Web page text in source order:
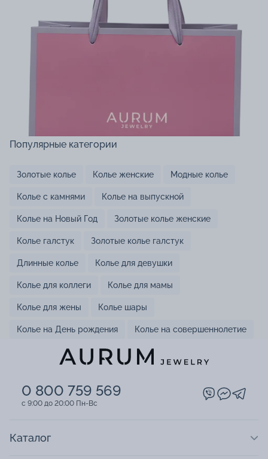
Популярные категории
Золотые колье Колье женские Модные колье
Колье с камнями Колье на выпускной
Колье на Новый Год Золотые колье женские
Колье галстук Золотые колье галстук
Длинные колье Колье для девушки
Колье для коллеги Колье для мамы
Колье для жены Колье шары
Колье на День рождения Колье на совершеннолетие
0 800 759 569
c 9:00 до 20:00 Пн-Вс
Каталог